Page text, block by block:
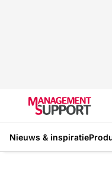
Nieuws & inspiratie